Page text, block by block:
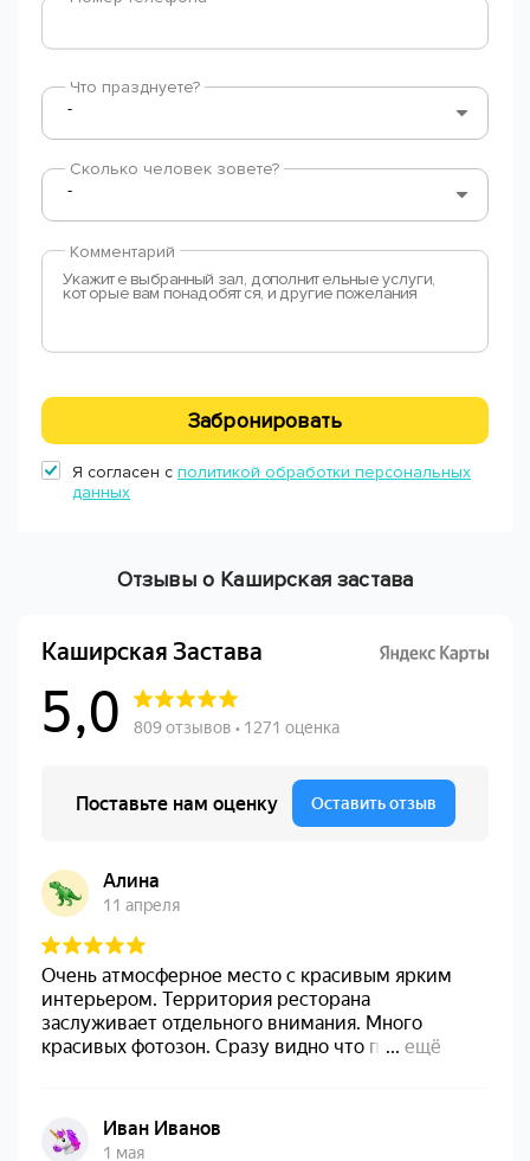
Что празднуете?
Сколько человек зовете?
Комментарий
Забронировать
Я согласен с политикой обработки персональных
данных
Отзывы о Каширская застава